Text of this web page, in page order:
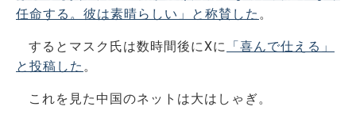
任命する。彼は素晴らしい」と称賛した 。
するとマスク氏は数時間後にXに 「喜んで仕える」
と投稿した 。
これを見た中国のネットは大はしゃぎ。